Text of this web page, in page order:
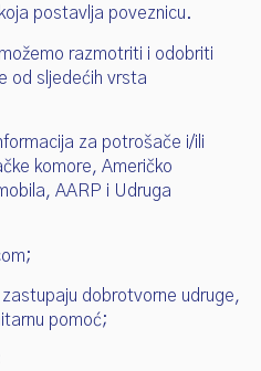
postavlja poveznicu.
razmotriti i odobriti
od sljedećih vrsta
za potrošače i/ili
komore, Američko
AARP i Udruga
zastupaju dobrotvorne udruge,
pomoć;